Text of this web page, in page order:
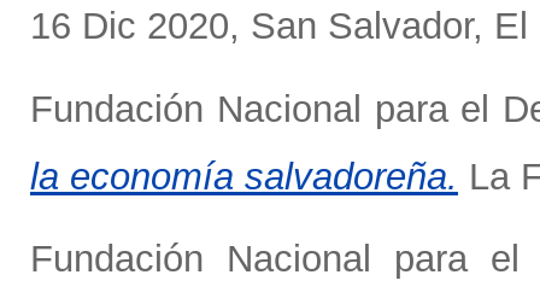
16 Dic 2020, San Salvador,
Fundación Nacional para el
la economía salvadoreña. La
Fundación Nacional para el